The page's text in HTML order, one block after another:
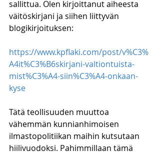
sallittua. Olen kirjoittanut aiheesta
väitöskirjani ja siihen liittyvän
blogikirjoituksen:
https://www.kpflaki.com/post/v%C3%
A4it%C3%B6skirjani-valtiontuista-
mist%C3%A4-siin%C3%A4-onkaan-
kyse
Tätä teollisuuden muuttoa
vähemmän kunnianhimoisen
ilmastopolitiikan maihin kutsutaan
hiilivuodoksi. Pahimmillaan tämä